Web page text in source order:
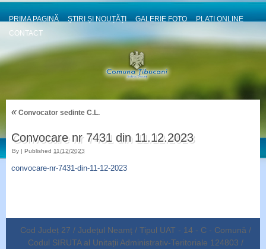
PRIMA PAGINĂ ȘTIRI ȘI NOUȚĂȚI GALERIE FOTO
PLATI ONLINE
CONTACT
«Convocator sedinte C.L.
Convocare nr 7431 din 11.12.2023
By | Published 11/12/2023
convocare-nr-7431-din-11-12-2023
Cod Județ 27 / Județul Neamț / Tipul UAT - 14 - C - Comună /
Codul SIRUTA al Unitații Administrativ-Teritoriale 124803 /